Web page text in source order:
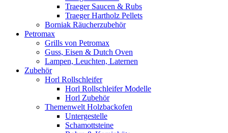
Traeger Saucen & Rubs
Traeger Hartholz Pellets
Borniak Räucherzubehör
Petromax
Grills von Petromax
Guss, Eisen & Dutch Oven
Lampen, Leuchten, Laternen
Zubehör
Horl Rollschleifer
Horl Rollschleifer Modelle
Horl Zubehör
Themenwelt Holzbackofen
Untergestelle
Schamottsteine